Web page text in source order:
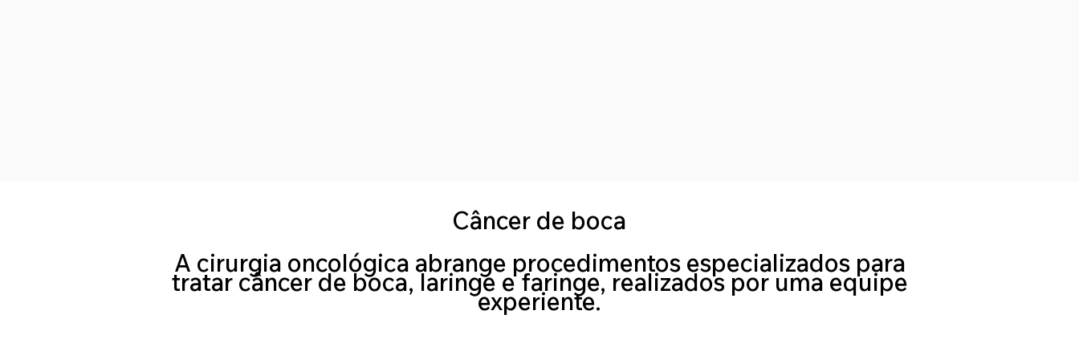
Câncer de boca
A cirurgia oncológica abrange procedimentos especializados para
tratar câncer de boca, laringe e faringe, realizados por uma equipe
experiente.